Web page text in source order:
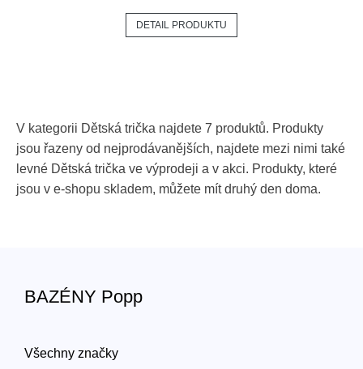
DETAIL PRODUKTU
V kategorii Dětská trička najdete 7 produktů. Produkty
jsou řazeny od nejprodávanějších, najdete mezi nimi také
levné Dětská trička ve výprodeji a v akci. Produkty, které
jsou v e-shopu skladem, můžete mít druhý den doma.
BAZÉNY Popp
Všechny značky